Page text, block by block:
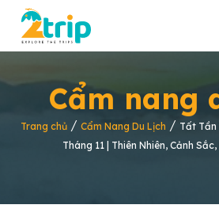
Cẩm nang
Trang chủ / Cẩm Nang Du Lịch / Tất Tần
Tháng 11 | Thiên Nhiên, Cảnh